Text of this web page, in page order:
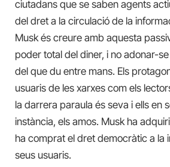
ciutadans que se saben agents
del dret a la circulació de la
Musk és creure amb aquesta
poder total del diner, i no adonar-
del que du entre mans. Els
usuaris de les xarxes com els
la darrera paraula és seva i ells en
instància, els amos. Musk ha
ha comprat el dret democràtic a la
seus usuaris.